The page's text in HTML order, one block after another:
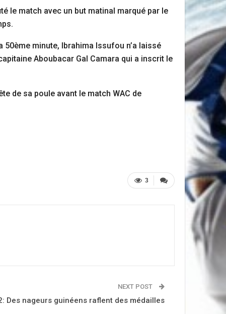
le match avec un but matinal marqué par le
minute, Ibrahima Issufou n’a laissé
Aboubacar Gal Camara qui a inscrit le
de sa poule avant le match WAC de
3
NEXT POST
Des nageurs guinéens raflent des médailles